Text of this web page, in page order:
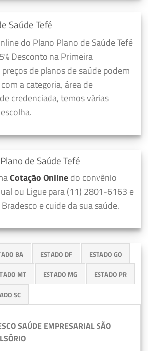
Saúde Tefé
do Plano Plano de Saúde Tefé
Desconto na Primeira
de planos de saúde podem
a categoria, área de
credenciada, temos várias
de Saúde Tefé
Cotação Onlinedo convênio
ou Ligue para (11) 2801-6163 e
e cuide da sua saúde.
BA ESTADO DF ESTADO GO
MT ESTADO MG ESTADO PR
SC
SAÚDE EMPRESARIAL SÃO